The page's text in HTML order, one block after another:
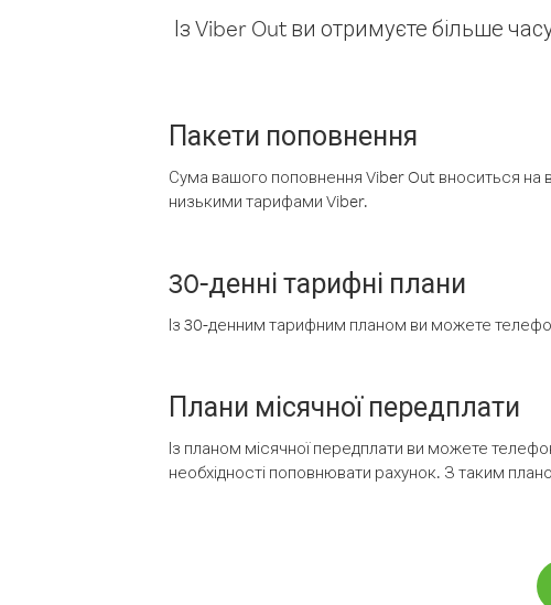
Із Viber Out ви отримуєте більше
Пакети поповнення
Сума вашого поповнення Viber Out вноситься на
низькими тарифами Viber.
30-денні тарифні плани
Із 30-денним тарифним планом ви можете
Плани місячної передплати
Із планом місячної передплати ви можете
необхідності поповнювати рахунок. З таким